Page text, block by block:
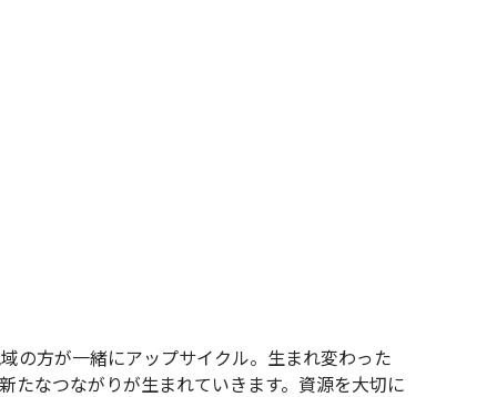
の方が一緒にアップサイクル。生まれ変わった
たなつながりが生まれていきます。資源を大切に